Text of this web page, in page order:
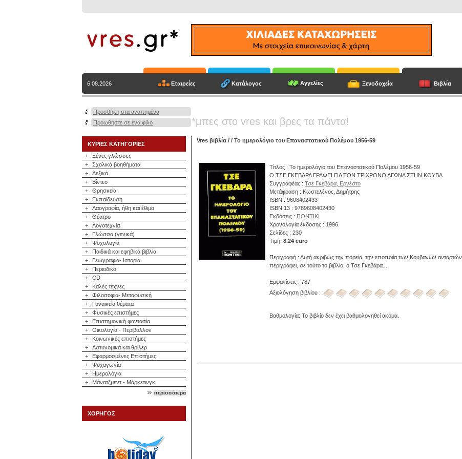
6.08.2026 Εταιρείες Κατάλογος Αγγελίες Ξενοδοχεία Βιβλία
Προσθήκη στα αγαπημένα
Προωθήστε σε ένα φίλο
*μπες στο vres και βρες τα πάντα!
ΚΥΡΙΕΣ ΚΑΤΗΓΟΡΙΕΣ
+
Ξένες γλώσσες
+
Σχολικά βοηθήματα
+
Λεξικά
+
Βίντεο
+
Θρησκεία
+
Εκπαίδευση
+
Λαογραφία, ήθη και έθιμα
+
Θέατρο
+
Λογοτεχνία
+
Γλώσσα (γενικά)
+
Ψυχολογία
+
Παιδικά και εφηβικά βιβλία
+
Γεωγραφία- Ιστορία
+
Περιοδικά
+
CD
+
Καλές τέχνες
+
Φιλοσοφία- Μεταφυσική
+
Γυναικεία θέματα
+
Φυσικές επιστήμες
+
Επιστημονική φαντασία
+
Οικολογία - Περιβάλλον
+
Κοινωνικές επιστήμες
+
Αστυνομικά και θρίλερ
+
Εφαρμοσμένες Επιστήμες
+
Ψυχαγωγία
+
Ημερολόγια
+
Μάνατζμεντ - Μάρκετινγκ
περισσότερα
ΧΟΡΗΓΟΣ
Vres βιβλία / / Το ημερολόγιο του Επαναστατικού Πολέμου 1956-59
Τίτλος : Το ημερολόγιο του Επαναστατικού Πολέμου 1956-59
Ο ΤΣΕ ΓΚΕΒΑΡΑ ΓΡΑΦΕΙ ΓΙΑ ΤΟΝ ΤΡΙΧΡΟΝΟ ΑΓΩΝΑ ΣΤΗΝ ΚΟΥΒΑ
Συγγραφέας : Τσε Γκεβάρα, Ερνέστο
Μετάφραση : Κωστελένος, Δημήτρης
ISBN : 9608402433
ISBN 13 : 9789608402430
Εκδόσεις : ΠΟΝΤΙΚΙ
Χρονολογία έκδοσης : 1996
Σελίδες : 230
Τιμή: 8.24 euro
Περιγραφή : Αυτή ακριβώς την πορεία, την εποποιία των Κουβανών ανταρτών
περιγράφει, σε τούτο το βιβλίο, ο Τσε Γκεβάρα...
Εμφανίσεις : 787
Αξιολόγηση βιβλίου :
Βαθμολογία: Το βιβλίο δεν έχει βαθμολογηθεί ακόμα.